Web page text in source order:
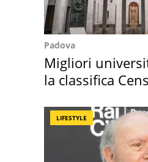
Padova
Migliori
la classifica
LIFESTYLE